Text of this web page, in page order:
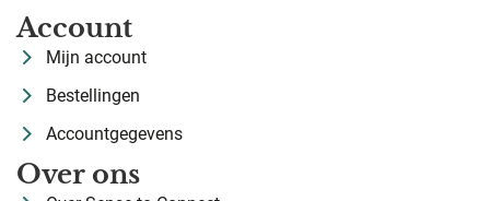
Account
Mijn account
Bestellingen
Accountgegevens
Over ons